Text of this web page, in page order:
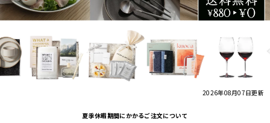
2026年08月07日更新
夏季休暇期間にかかるご注文について